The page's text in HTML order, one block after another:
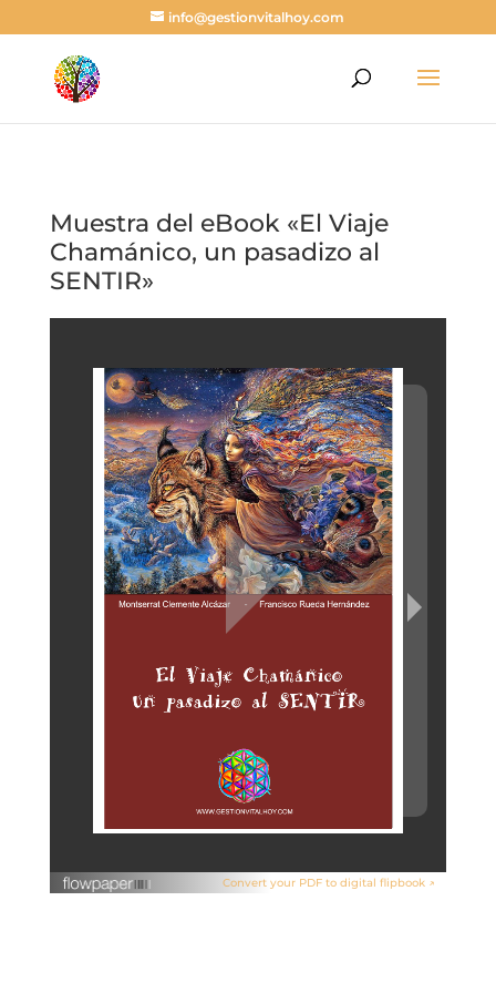
info@gestionvitalhoy.com
Muestra del eBook «El Viaje
Chamánico, un pasadizo al
SENTIR»
Convert your PDF to digital flipbook ↗